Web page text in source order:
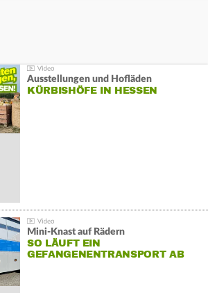
Ausstellungen und Hofläden
KÜRBISHÖFE IN HESSEN
Mini-Knast auf Rädern
SO LÄUFT EIN
GEFANGENENTRANSPORT AB